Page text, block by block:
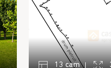
13 cam